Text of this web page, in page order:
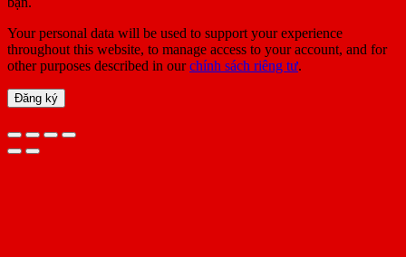
Your personal data will be used to support your experience
throughout this website, to manage access to your account, and for
other purposes described in ourchính sách riêng tư.
Đăng ký